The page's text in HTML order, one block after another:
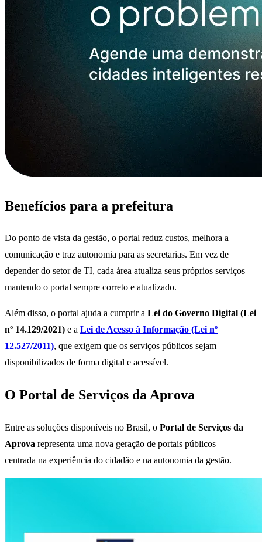
Benefícios para a prefeitura
Do ponto de vista da gestão, o portal reduz custos, melhora a
comunicação e traz autonomia para as secretarias. Em vez de
depender do setor de TI, cada área atualiza seus próprios serviços —
mantendo o portal sempre correto e atualizado.
Além disso, o portal ajuda a cumprir a Lei do Governo Digital (Lei
nº 14.129/2021) e a Lei de Acesso à Informação (Lei nº
12.527/2011), que exigem que os serviços públicos sejam
disponibilizados de forma digital e acessível.
O Portal de Serviços da Aprova
Entre as soluções disponíveis no Brasil, o Portal de Serviços da
Aprova representa uma nova geração de portais públicos —
centrada na experiência do cidadão e na autonomia da gestão.